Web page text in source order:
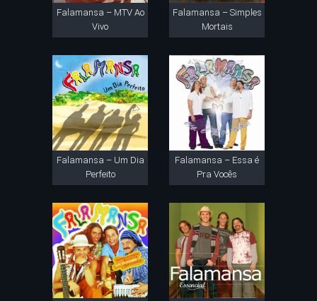
Falamansa – MTV Ao
Vivo
Falamansa – Simples
Mortais
Falamansa – Um Dia
Perfeito
Falamansa – Essa é
Pra Vocês